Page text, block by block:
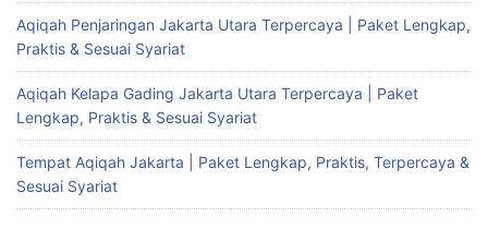
Aqiqah Penjaringan Jakarta Utara Terpercaya | Paket Lengkap,
Praktis & Sesuai Syariat
Aqiqah Kelapa Gading Jakarta Utara Terpercaya | Paket
Lengkap, Praktis & Sesuai Syariat
Tempat Aqiqah Jakarta | Paket Lengkap, Praktis, Terpercaya &
Sesuai Syariat